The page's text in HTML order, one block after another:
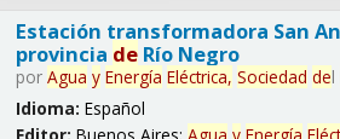
Estación transformadora San
provincia deRío Negro
por Agua y Energía Eléctrica, Sociedad del
Idioma: Español
Editor: Buenos Aires: Agua y Energía